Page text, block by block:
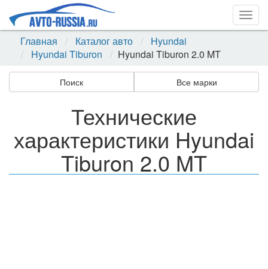
Главная
Каталог авто
Hyundai
Hyundai Tiburon
Hyundai Tiburon 2.0 MT
Поиск Все марки
Технические
характеристики Hyundai
Tiburon 2.0 MT